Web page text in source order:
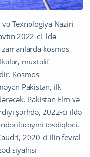
Texnologiya Naziri
2022-ci ildə
kosmos
müxtəlif
Kosmos
Pakistan, ilk
Pakistan Elm və
şərhdə, 2022-ci ildə
təsdiqlədi.
2020-ci ilin fevral
siyahısı